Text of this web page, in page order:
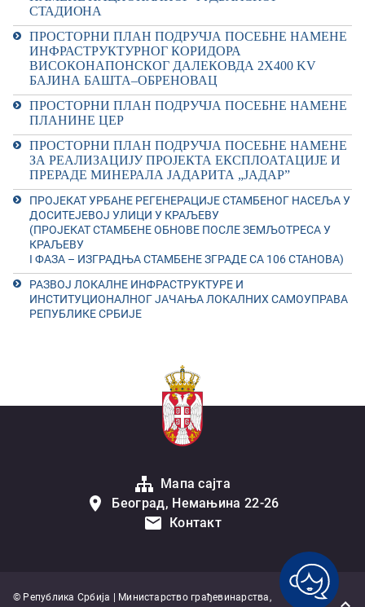
СТАДИОНА
ПРОСТОРНИ ПЛАН ПОДРУЧЈА ПОСЕБНЕ НАМЕНЕ
ИНФРАСТРУКТУРНОГ КОРИДОРА
ВИСОКОНАПОНСКОГ ДАЛЕКОВДА 2Х400 KV
БАЈИНА БАШТА–ОБРЕНОВАЦ
ПРОСТОРНИ ПЛАН ПОДРУЧЈА ПОСЕБНЕ НАМЕНЕ
ПЛАНИНЕ ЦЕР
ПРОСТОРНИ ПЛАН ПОДРУЧЈА ПОСЕБНЕ НАМЕНЕ
ЗА РЕАЛИЗАЦИЈУ ПРОЈЕКТА ЕКСПЛОАТАЦИЈЕ И
ПРЕРАДЕ МИНЕРАЛА ЈАДАРИТА „ЈАДАР”
ПРОЈЕКАТ УРБАНЕ РЕГЕНЕРАЦИЈЕ СТАМБЕНОГ НАСЕЉА У
ДОСИТЕЈЕВОЈ УЛИЦИ У КРАЉЕВУ
(ПРОЈЕКАТ СТАМБЕНЕ ОБНОВЕ ПОСЛЕ ЗЕМЉОТРЕСА У
КРАЉЕВУ
I ФАЗА – ИЗГРАДЊА СТАМБЕНЕ ЗГРАДЕ СА 106 СТАНОВА)
РАЗВОЈ ЛОКАЛНЕ ИНФРАСТРУКТУРЕ И
ИНСТИТУЦИОНАЛНОГ ЈАЧАЊА ЛОКАЛНИХ САМОУПРАВА
РЕПУБЛИКЕ СРБИЈЕ
Мапа сајта
Београд, Немањина 22-26
Контакт
© Република Србија | Министарство грађевинарства,